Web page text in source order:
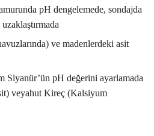
pH dengelemede, sondajda
ve madenlerdeki asit
Siyanür’ün pH değerini ayarlamada
veyahut Kireç (Kalsiyum